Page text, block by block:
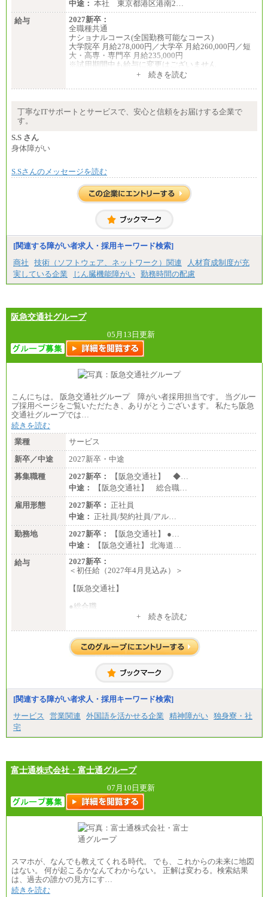
中途： 本社 東京都港区港南2…
給与
2027新卒：
全職種共通
ナショナルコース(全国勤務可能なコース)
大学院卒 月給278,000円／大学卒 月給260,000円／短
大・高専・専門卒 月給235,000円
※試用期間中も給与に変更はございません
大学院卒 月給264,000円／大学卒 月給250,000円／短
※試用期間中も給与に変更はございません
中途：
+ 続きを読む
丁寧なITサポートとサービスで、安心と信頼をお届けする企業で
す。
S.S さん
身体障がい
S.Sさんのメッセージを読む
[関連する障がい者求人・採用キーワード検索]
商社
技術（ソフトウェア、ネットワーク）関連
人材育成制度が充
実している企業
じん臓機能障がい 勤務時間の配慮
阪急交通社グループ
05月13日更新
こんにちは。 阪急交通社グループ 障がい者採用担当です。 当グルー
プ採用ページをご覧いただたき、ありがとうございます。 私たち阪急
交通社グループでは…
続きを読む
業種
サービス
新卒／中途
2027新卒・中途
募集職種
2027新卒：
【阪急交通社】 ◆…
中途：
【阪急交通社】 総合職…
雇用形態
2027新卒： 正社員
中途： 正社員/契約社員/アル…
勤務地
2027新卒：
【阪急交通社】 ●…
中途：
【阪急交通社】 北海道…
給与
2027新卒：
＜初任給（2027年4月見込み）＞
【阪急交通社】
●総合職
(※3)、239,000円(※4)、237,000円（※5）
・専門・短大卒
(※3)、218,500円(※4)、216,500円（※5）
※1…東京都、埼玉県、千葉県、神奈川県
※2…大阪府、京都府、兵庫県、滋賀県
※3…愛知県、静岡県
※4…北海道、宮城県、栃木県、群馬県、長野県、新
県、福島県、山形県
・月給には一律地域手当を含んだ金額を表示
（一律地域手当：※1…36,000円、※2…33,000円、
※3…28,000円、※4…25,000円、※5…23,000円）
・試用期間中も給与変更なし
●基幹職（地域限定社員）
・大学・院卒／月給185,000 円～219,000 円 ※勤務地
により異なる。
〈大阪・兵庫〉209,000 円
〈愛知〉194,500 円 〈福岡〉1
85,000 円
+ 続きを読む
[関連する障がい者求人・採用キーワード検索]
サービス
営業関連 外国語を活かせる企業 精神障がい 独身寮・社
宅
富士通株式会社・富士通グループ
07月10日更新
スマホが、なんでも教えてくれる時代。 でも、これからの未来に地図
はない。 何が起こるかなんてわからない。 正解は変わる。検索結果
は、過去の誰かの見方にす…
続きを読む